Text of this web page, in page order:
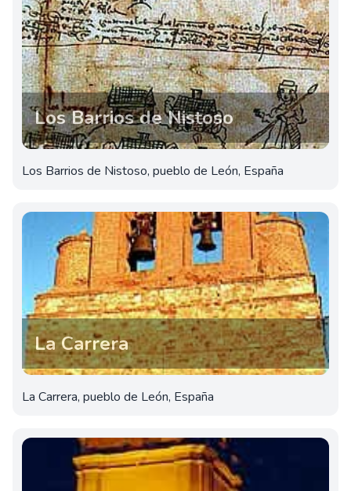
Los Barrios de Nistoso
Los Barrios de Nistoso, pueblo de León, España
La Carrera
La Carrera, pueblo de León, España